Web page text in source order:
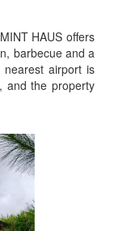
HAUS offers
barbecue and a
airport is
and the property